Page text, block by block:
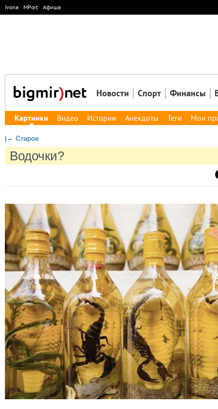
Ivona MPort Афиша
Новости Спорт Финансы
Картинки Видео Истории Анекдоты Теги Мои
|← Старое
Водочки?